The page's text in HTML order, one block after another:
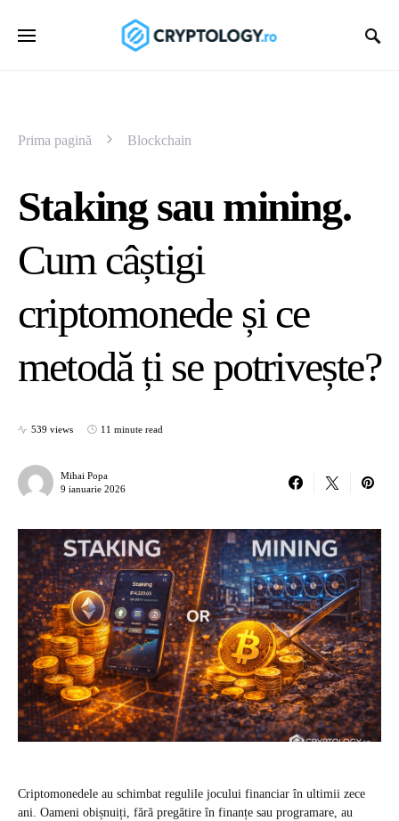
Prima pagină Blockchain
Staking sau mining.
Cum câștigi
criptomonede și ce
metodă ți se potrivește?
539 views 11 minute read
Mihai Popa
9 ianuarie 2026
Criptomonedele au schimbat regulile jocului financiar în ultimii zece
ani. Oameni obișnuiți, fără pregătire în finanțe sau programare, au